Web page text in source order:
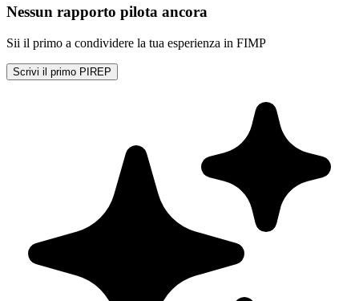
Nessun rapporto pilota ancora
Sii il primo a condividere la tua esperienza in FIMP
Scrivi il primo PIREP